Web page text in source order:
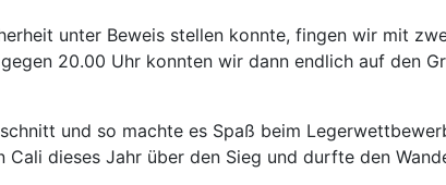
unter Beweis stellen konnte, fingen wir mit
20.00 Uhr konnten wir dann endlich auf den
und so machte es Spaß beim
dieses Jahr über den Sieg und durfte den